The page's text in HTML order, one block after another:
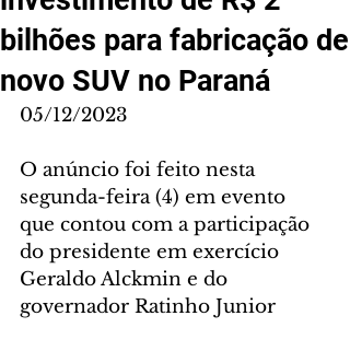
bilhões para fabricação de
novo SUV no Paraná
05/12/2023
O anúncio foi feito nesta
segunda-feira (4) em evento
que contou com a participação
do presidente em exercício
Geraldo Alckmin e do
governador Ratinho Junior